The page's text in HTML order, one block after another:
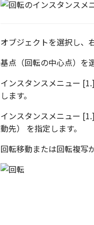
オブジェクトを選択し、
基点（回転の中心点）を
インスタンスメニュー
します。
インスタンスメニュー
動先） を指定します。
回転移動または回転複写